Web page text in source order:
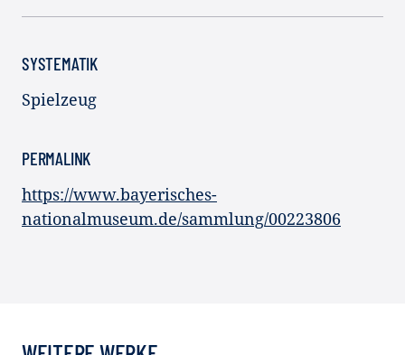
SYSTEMATIK
Spielzeug
PERMALINK
https://www.bayerisches-
nationalmuseum.de/sammlung/00223806